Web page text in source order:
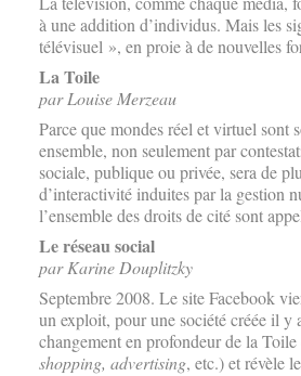
à une addition d’individus. Mais les
télévisuel », en proie à de nouvelles
La Toile
par Louise Merzeau
Parce que mondes réel et virtuel sont
ensemble, non seulement par
sociale, publique ou privée, sera de
d’interactivité induites par la gestion
l’ensemble des droits de cité sont
Le réseau social
par Karine Douplitzky
Septembre 2008. Le site Facebook
un exploit, pour une société créée il y
changement en profondeur de la
shopping, advertising, etc.) et révèle